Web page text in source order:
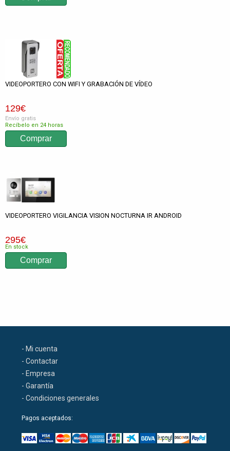
VIDEOPORTERO CON WIFI Y GRABACIÓN DE VÍDEO
129€
Envío gratis
Recíbelo en 24 horas
VIDEOPORTERO VIGILANCIA VISION NOCTURNA IR ANDROID
295€
En stock
- Mi cuenta
- Contactar
- Empresa
- Garantía
- Condiciones generales
Pagos aceptados: